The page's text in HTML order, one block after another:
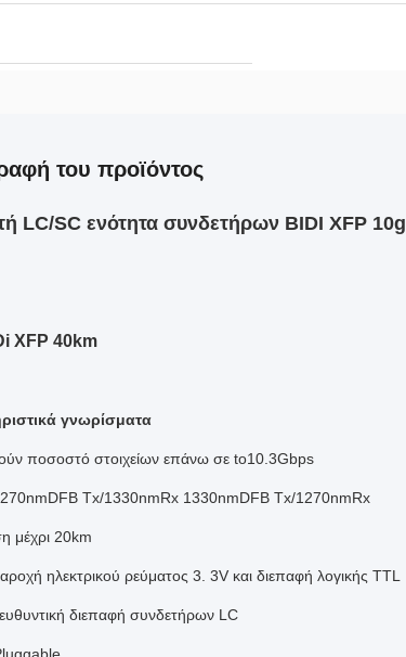
του προϊόντος
LC/SC ενότητα συνδετήρων BIDI XFP 10g
XFP 40km
γνωρίσματα
ποσοστό στοιχείων επάνω σε to10.3Gbps
Tx/1330nmRx 1330nmDFB Tx/1270nmRx
μέχρι 20km
ηλεκτρικού ρεύματος 3. 3V και διεπαφή λογικής TTL
διεπαφή συνδετήρων LC